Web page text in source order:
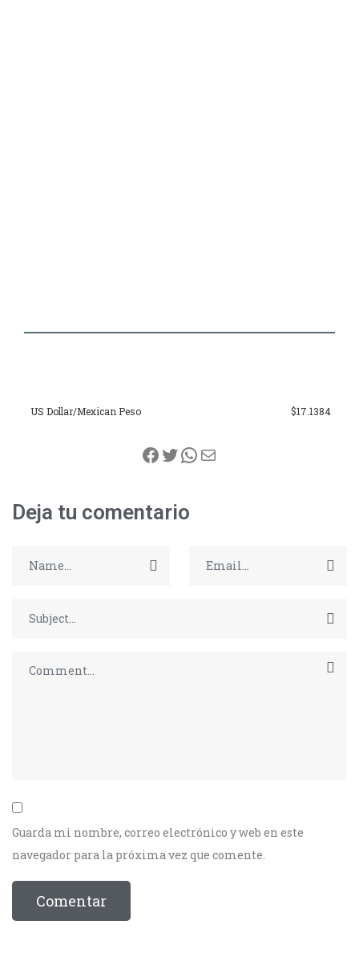
US Dollar/Mexican Peso $17.1384
Facebook
Twitter
WhatsApp
Correo electrónico
Deja tu comentario
Guarda mi nombre, correo electrónico y web en este
navegador para la próxima vez que comente.